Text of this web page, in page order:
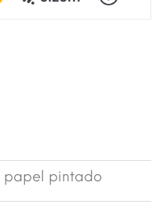
papel pintado